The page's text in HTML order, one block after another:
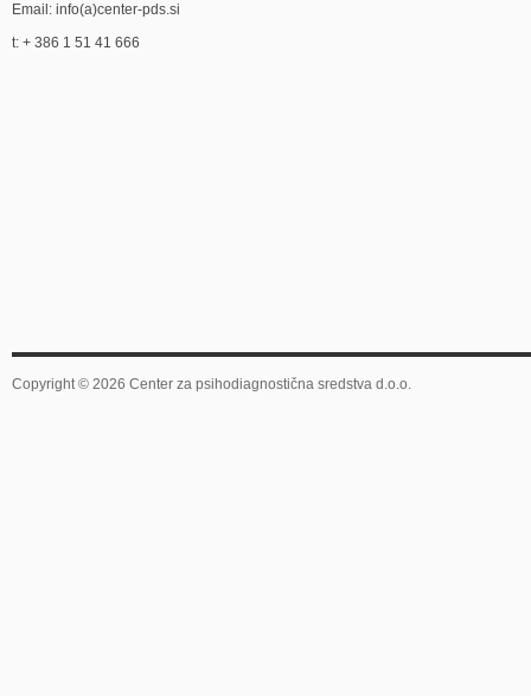
Email: info(a)center-pds.si
t: + 386 1 51 41 666
Copyright © 2026 Center za psihodiagnostična sredstva d.o.o.